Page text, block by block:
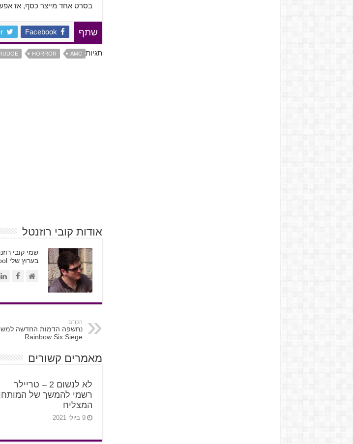
בסרט אחד מייצר כסף, אז
שתף Facebook
תגיות AMC
HORROR
אודות קובי רוזנטל
בערוץ שלי KobiCool ביוטיוב, רק חפשו את משקפי השמש
הקודם
נחשפה הדמות החדשה
Rainbow Six Siege
מאמרים קשורים
לא לנשום 2 – טריילר
רשמי להמשך של
המצליח
9 ביולי 2021